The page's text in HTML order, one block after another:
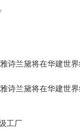
工厂